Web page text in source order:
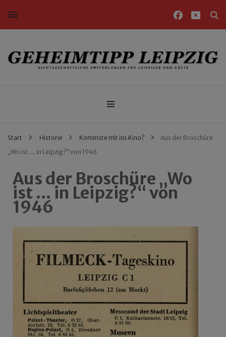
Nichtgeschäftliche Empfehlungen für Leipziger und Gäste
Start Historie Kommste mit ins Kino?
Aus der Broschüre
„Wo ist … in Leipzig?“ von 1946
Aus der Broschüre „Wo
ist … in Leipzig?“ von
1946